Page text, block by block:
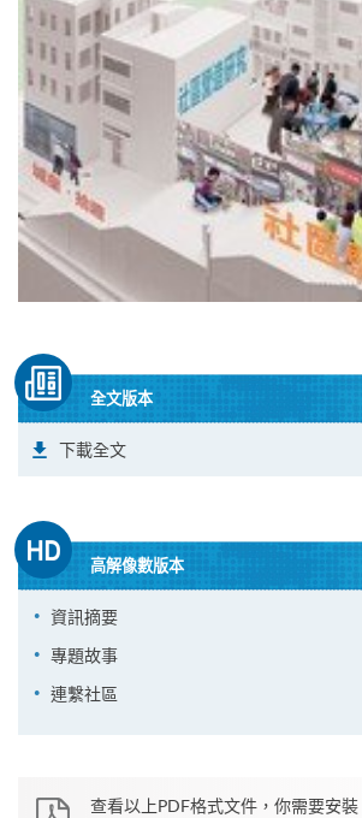
全文版本
下載全文
高解像數版本
資訊摘要
專題故事
連繫社區
查看以上PDF格式文件，你需要安裝